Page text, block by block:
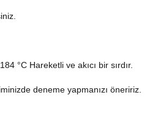
°C Hareketli ve akıcı bir sırdır.
deneme yapmanızı öneririz.